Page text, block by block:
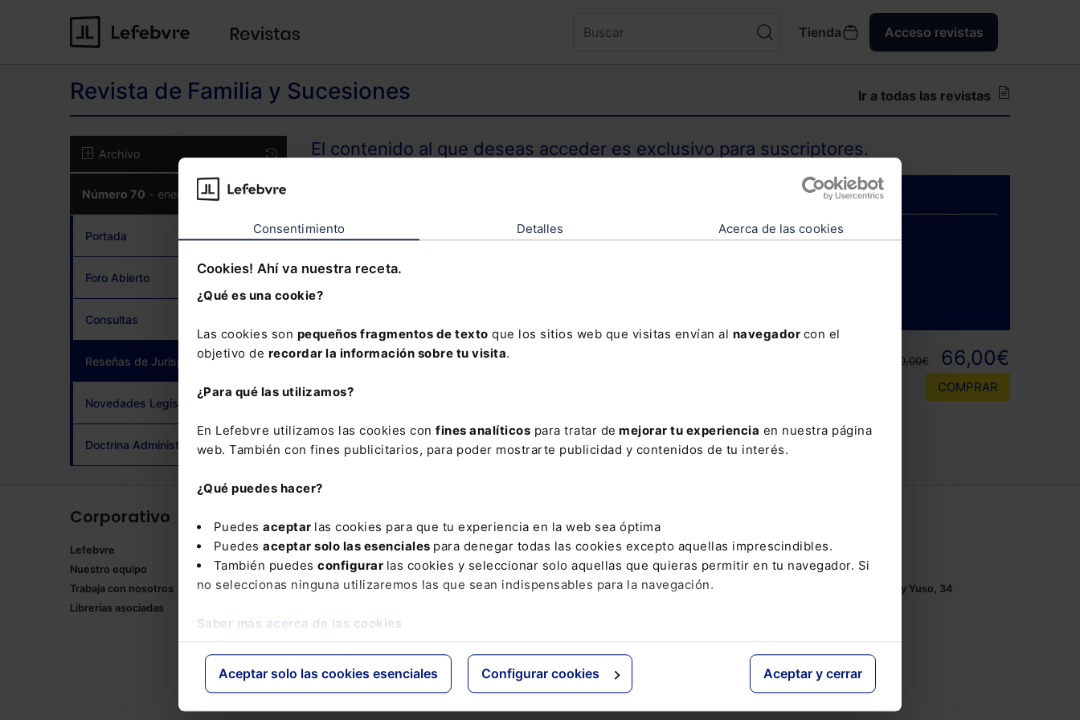
Consentimiento Detalles Acerca de las cookies
Cookies! Ahí va nuestra receta.
¿Qué es una cookie?
Las cookies son pequeños fragmentos de texto que los sitios web que visitas envían al navegador con el
objetivo de recordar la información sobre tu visita.
¿Para qué las utilizamos?
En Lefebvre utilizamos las cookies con fines analíticos para tratar de mejorar tu experiencia en nuestra página
web. También con fines publicitarios, para poder mostrarte publicidad y contenidos de tu interés.
¿Qué puedes hacer?
Puedes aceptar las cookies para que tu experiencia en la web sea óptima
Puedes aceptar solo las esenciales para denegar todas las cookies excepto aquellas imprescindibles.
También puedes configurar las cookies y seleccionar solo aquellas que quieras permitir en tu navegador. Si
no seleccionas ninguna utilizaremos las que sean indispensables para la navegación.
Saber más acerca de las cookies
Aceptar solo las cookies esenciales Configurar cookies Aceptar y cerrar
Tienda Acceso revistas
Revista de Familia y Sucesiones Ir a todas las revistas
Archivo
Número 70 - enero 2019
Portada
Foro Abierto
Consultas
Reseñas de Jurisprudencia (current)
Novedades Legislativas
Doctrina Administrativa
El contenido al que deseas acceder es exclusivo para suscriptores.
Si todavía no te has suscrito, no pierdas está oportunidad y
adquiere tu acceso con un
110,00€ 66,00€
COMPRAR
Corporativo
Lefebvre
Nuestro equipo
Trabaja con nosotros
Librerías asociadas
Productos
Mementos
Formularios Jurídicos
Manuales de Derecho
Mementos Expertos
Códigos Comentados
Grupo Lefebvre
ELS
El Derecho
Espacio Asesoría
Tel.: 91 210 80 00
Mándanos unemail
Monasterios de Suso y Yuso, 34